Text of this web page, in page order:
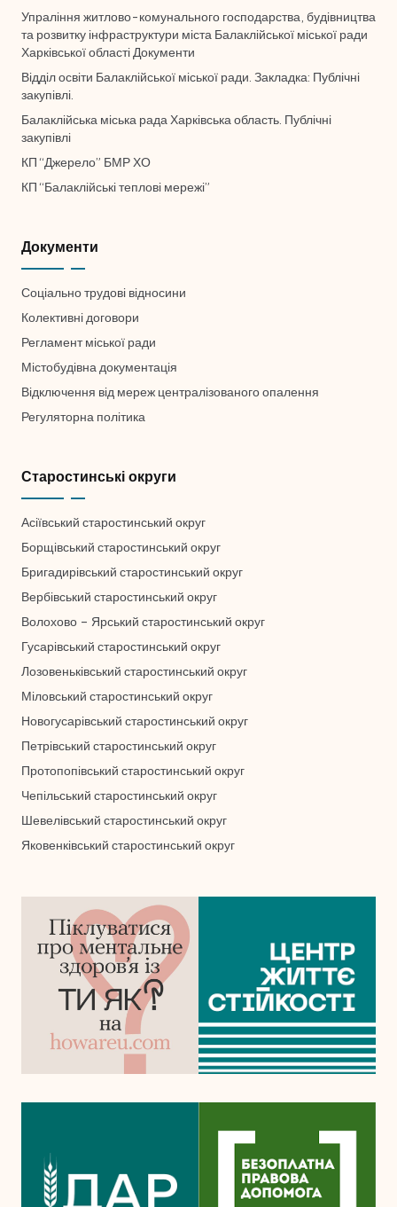
Упраління житлово-комунального господарства, будівництва
та розвитку інфраструктури міста Балаклійської міської ради
Харківської області Документи
Відділ освіти Балаклійської міської ради. Закладка: Публічні
закупівлі.
Балаклійська міська рада Харківська область. Публічні
закупівлі
КП “Джерело” БМР ХО
КП “Балаклійські теплові мережі”
Документи
Соціально трудові відносини
Колективні договори
Регламент міської ради
Містобудівна документація
Відключення від мереж централізованого опалення
Регуляторна політика
Старостинські округи
Асіївський старостинський округ
Борщівський старостинський округ
Бригадирівський старостинський округ
Вербівський старостинський округ
Волохово – Ярський старостинський округ
Гусарівський старостинський округ
Лозовеньківський старостинський округ
Міловський старостинський округ
Новогусарівський старостинський округ
Петрівський старостинський округ
Протопопівський старостинський округ
Чепільський старостинський округ
Шевелівський старостинський округ
Яковенківський старостинський округ